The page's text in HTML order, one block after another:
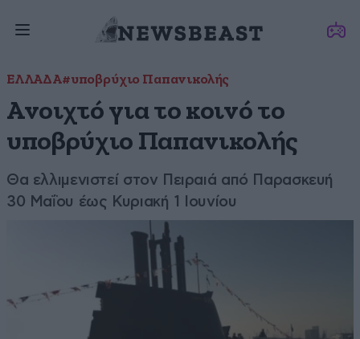
ΕΛΛΑΔΑ#υποβρύχιο Παπανικολής
Ανοιχτό για το κοινό το
υποβρύχιο Παπανικολής
Θα ελλιμενιστεί στον Πειραιά από Παρασκευή
30 Μαΐου έως Κυριακή 1 Ιουνίου